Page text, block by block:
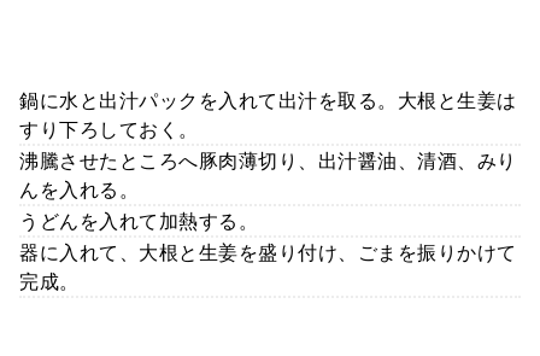
鍋に水と出汁パックを入れて出汁を取る。大根と生姜は
すり下ろしておく。
沸騰させたところへ豚肉薄切り、出汁醤油、清酒、みり
んを入れる。
うどんを入れて加熱する。
器に入れて、大根と生姜を盛り付け、ごまを振りかけて
完成。